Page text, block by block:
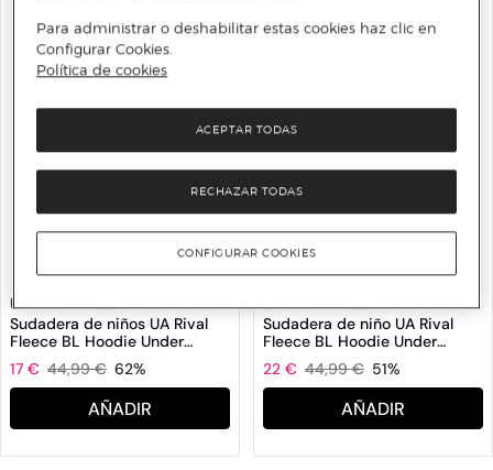
UNDER ARMOUR
Sudadera de niños UA Rival
Fleece BL Hoodie Under
Armour
17 € 44,99 € 62%
AÑADIR
UNDER ARMOUR
Sudadera de niño UA Rival
Fleece BL Hoodie Under
Armour
22 € 44,99 € 51%
AÑADIR
Para administrar o deshabilitar estas cookies haz clic en
Configurar Cookies.
Política de cookies
RECHAZAR TODAS
ACEPTAR TODAS
CONFIGURAR COOKIES